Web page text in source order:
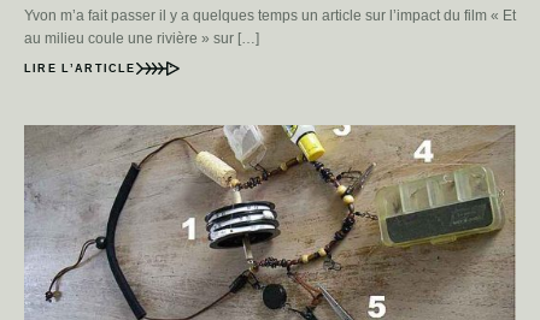
Yvon m’a fait passer il y a quelques temps un article sur l’impact du film « Et
au milieu coule une rivière » sur […]
LIRE L’ARTICLE